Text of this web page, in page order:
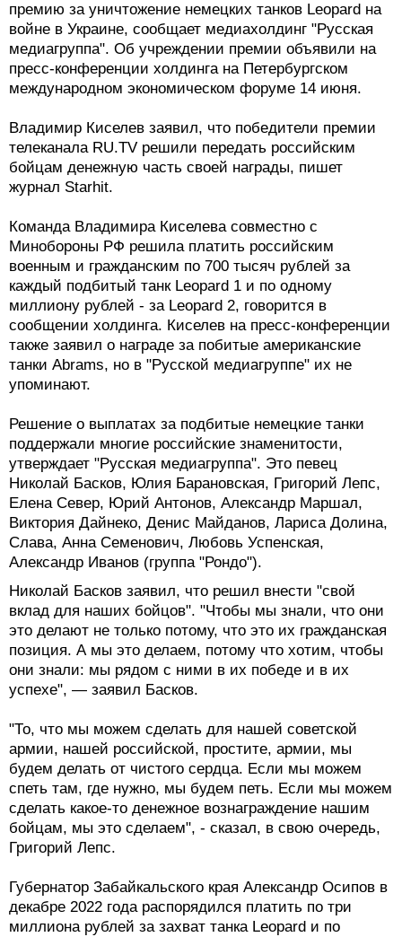
премию за уничтожение немецких танков Leopard на
войне в Украине, сообщает медиахолдинг "Русская
медиагруппа". Об учреждении премии объявили на
пресс-конференции холдинга на Петербургском
международном экономическом форуме 14 июня.
Владимир Киселев заявил, что победители премии
телеканала RU.TV решили передать российским
бойцам денежную часть своей награды, пишет
журнал Starhit.
Команда Владимира Киселева совместно с
Минобороны РФ решила платить российским
военным и гражданским по 700 тысяч рублей за
каждый подбитый танк Leopard 1 и по одному
миллиону рублей - за Leopard 2, говорится в
сообщении холдинга. Киселев на пресс-конференции
также заявил о награде за побитые американские
танки Abrams, но в "Русской медиагруппе" их не
упоминают.
Решение о выплатах за подбитые немецкие танки
поддержали многие российские знаменитости,
утверждает "Русская медиагруппа". Это певец
Николай Басков, Юлия Барановская, Григорий Лепс,
Елена Север, Юрий Антонов, Александр Маршал,
Виктория Дайнеко, Денис Майданов, Лариса Долина,
Слава, Анна Семенович, Любовь Успенская,
Александр Иванов (группа "Рондо").
Николай Басков заявил, что решил внести "свой
вклад для наших бойцов". "Чтобы мы знали, что они
это делают не только потому, что это их гражданская
позиция. А мы это делаем, потому что хотим, чтобы
они знали: мы рядом с ними в их победе и в их
успехе", — заявил Басков.
"То, что мы можем сделать для нашей советской
армии, нашей российской, простите, армии, мы
будем делать от чистого сердца. Если мы можем
спеть там, где нужно, мы будем петь. Если мы можем
сделать какое-то денежное вознаграждение нашим
бойцам, мы это сделаем", - сказал, в свою очередь,
Григорий Лепс.
Губернатор Забайкальского края Александр Осипов в
декабре 2022 года распорядился платить по три
миллиона рублей за захват танка Leopard и по